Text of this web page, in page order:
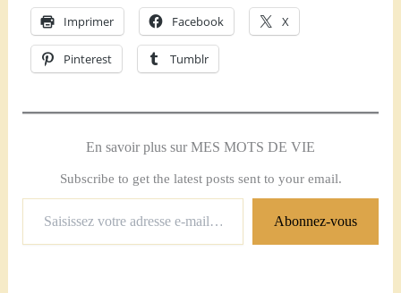
Imprimer Facebook X
Pinterest Tumblr
En savoir plus sur MES MOTS DE VIE
Subscribe to get the latest posts sent to your email.
votre
adresse
Abonnez-vous